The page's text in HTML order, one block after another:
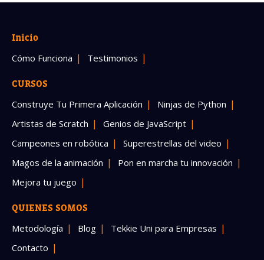
Inicio
Cómo Funciona Testimonios
CURSOS
Construye Tu Primera Aplicación
Ninjas de Python
Artistas de Scratch
Genios de JavaScript
Campeones en robótica
Superestrellas del video
Magos de la animación
Pon en marcha tu innovación
Mejora tu juego
QUIENES SOMOS
Metodología Blog
Tekkie Uni para Empresas
Contacto